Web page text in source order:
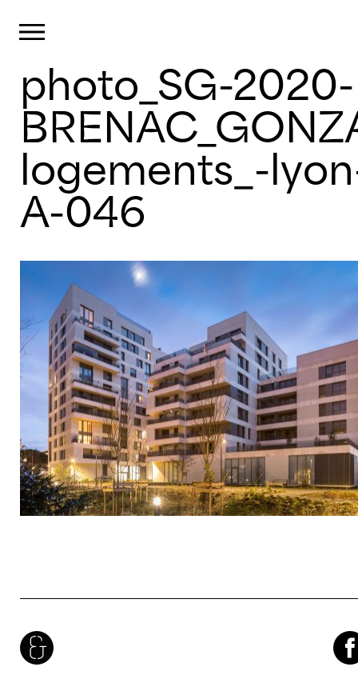
to
content
photo_SG-2020-
logements_-
A-046